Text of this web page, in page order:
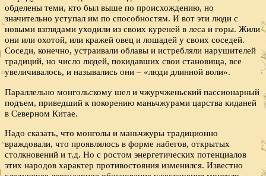
обделены теми, кто был выше по происхождению, но
значительно уступал им по способностям. И вот эти люди с
новыми взглядами уходили из своих куреней в леса и горы. Жили
они или охотой, или кражей овец и лошадей у своих соседей.
Соседи, конечно, устраивали облавы и истребляли нарушителей
традиций, но число людей, покидавших свои становища, все
увеличивалось, и назывались они – «люди длинной воли».
Параллельно монгольскому шел и чжурчженьский пассионарный
подъем, приведший к покорению маньчжурами царства киданей
в Северном Китае.
Надо сказать, что монголы и маньчжуры традиционно
враждовали, что проявлялось в форме набегов, открытых
столкновений и т.д. Но с ростом энергетических потенциалов
этих народов характер противостояния изменился. Известно